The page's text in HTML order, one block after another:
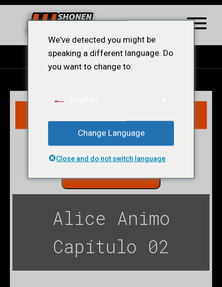
Alice Animo
Capítulo 02
We've detected you might be
speaking a different language. Do
you want to change to:
Change Language
Close and do not switch language